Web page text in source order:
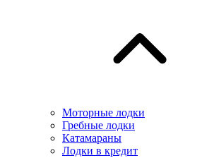
Моторные лодки
Гребные лодки
Катамараны
Лодки в кредит